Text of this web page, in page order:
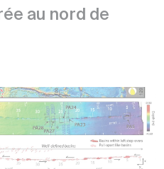
au nord de